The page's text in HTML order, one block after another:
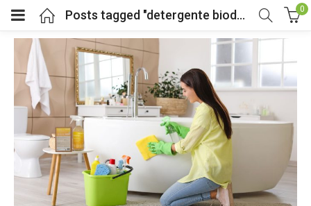
Posts tagged "detergente biodegradabile" 0